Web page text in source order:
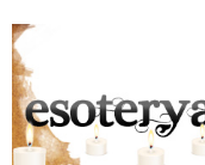
al
contenuto